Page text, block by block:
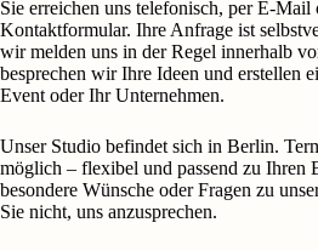
Sie erreichen uns telefonisch, per E‑Mail
Kontaktformular. Ihre Anfrage ist
wir melden uns in der Regel innerhalb
besprechen wir Ihre Ideen und erstellen
Event oder Ihr Unternehmen.
Unser Studio befindet sich in Berlin.
möglich – flexibel und passend zu Ihren
besondere Wünsche oder Fragen zu
Sie nicht, uns anzusprechen.